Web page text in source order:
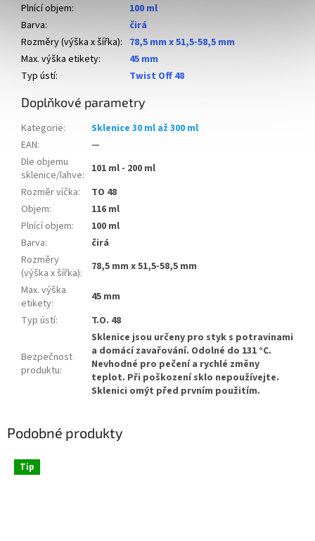
Plnící objem:
100 ml
Barva:
čirá
Rozměry (výška x šířka): 78,5 mm x 51,5-58,5 mm
Max. výška etikety:
45 mm
Typ ústí: Twist Off 48
Doplňkové parametry
Kategorie:
Sklenice 30 ml až 300 ml
EAN:
—
Dle objemu
sklenice/lahve: 101 ml - 200 ml
Rozměr víčka:
TO 48
Objem:
116 ml
Plnící objem:
100 ml
Barva:
čirá
Rozměry
(výška x šířka):
78,5 mm x 51,5-58,5 mm
Max. výška
etikety:
45 mm
Typ ústí: T.O. 48
Bezpečnost
produktu:
Sklenice jsou určeny pro styk s potravinami
a domácí zavařování. Odolné do 131 °C.
Nevhodné pro pečení a rychlé změny
teplot. Při poškození sklo nepoužívejte.
Sklenici omýt před prvním použitím.
Podobné produkty
Tip